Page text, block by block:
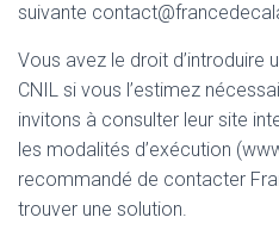
suivante
Vous avez le droit d’introduire
CNIL si vous l’estimez
invitons à consulter leur site
les modalités d’exécution
recommandé de contacter
trouver une solution.